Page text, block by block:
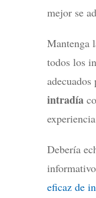
mejor se
Mantenga
todos los
adecuados
intradía
Debería
eficaz de